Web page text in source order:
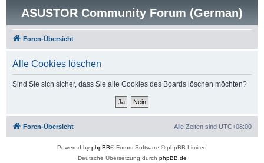
ASUSTOR Community Forum (German)
Foren-Übersicht
Alle Cookies löschen
Sind Sie sich sicher, dass Sie alle Cookies des Boards löschen möchten?
Foren-Übersicht Alle Zeiten sind UTC+08:00
Powered by phpBB® Forum Software © phpBB Limited
Deutsche Übersetzung durch phpBB.de